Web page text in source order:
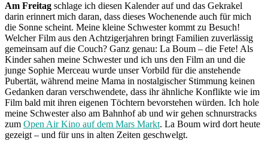
Am Freitag schlage ich diesen Kalender auf und das Gekrakel
darin erinnert mich daran, dass dieses Wochenende auch für mich
die Sonne scheint. Meine kleine Schwester kommt zu Besuch!
Welcher Film aus den Achtzigerjahren bringt Familien zuverlässig
gemeinsam auf die Couch? Ganz genau: La Boum – die Fete! Als
Kinder sahen meine Schwester und ich uns den Film an und die
junge Sophie Merceau wurde unser Vorbild für die anstehende
Pubertät, während meine Mama in nostalgischer Stimmung keinen
Gedanken daran verschwendete, dass ihr ähnliche Konflikte wie im
Film bald mit ihren eigenen Töchtern bevorstehen würden. Ich hole
meine Schwester also am Bahnhof ab und wir gehen schnurstracks
zum Open Air Kino auf dem Mars Markt. La Boum wird dort heute
gezeigt – und für uns in alten Zeiten geschwelgt.